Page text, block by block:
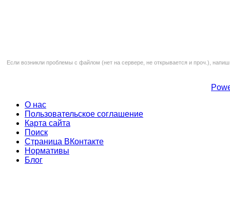
Если возникли проблемы с файлом (нет на сервере, не открывается и проч.),
О нас
Пользовательское соглашение
Карта сайта
Поиск
Страница ВКонтакте
Нормативы
Блог